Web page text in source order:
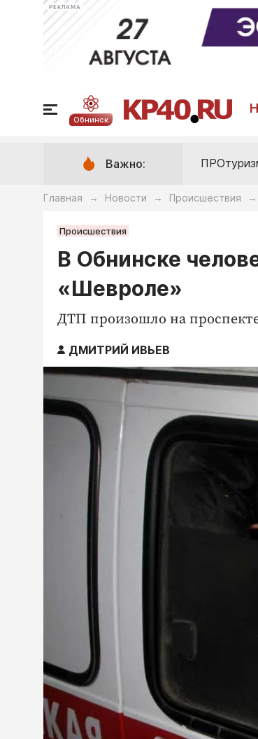
РЕКЛАМА
Обнинск
Важно:
Главная → Новости → Происшествия →
Происшествия
В Обнинске
«Шевроле»
ДТП произошло на
ДМИТРИЙ ИВЬЕВ